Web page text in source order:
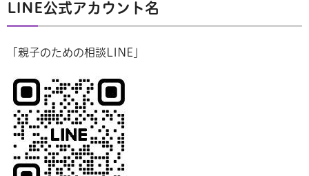
LINE公式アカウント名
「親子のための相談LINE」